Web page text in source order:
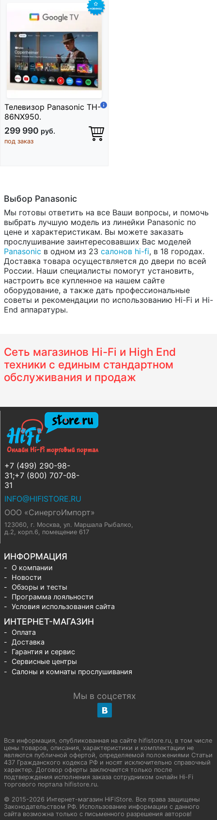
Телевизор Panasonic TH-
86NX950.
299 990 руб.
под заказ
Выбор Panasonic
Мы готовы ответить на все Ваши вопросы, и помочь
выбрать лучшую модель из линейки Panasonic по
цене и характеристикам. Вы можете заказать
прослушивание заинтересовавших Вас моделей
Panasonic в одном из 23 салонов hi-fi, в 18 городах.
Доставка товара осуществляется до двери по всей
России. Наши специалисты помогут установить,
настроить все купленное на нашем сайте
оборудование, а также дать профессиональные
советы и рекомендации по использованию Hi-Fi и Hi-
End аппаратуры.
Сеть магазинов Hi-Fi и High End
техники с единым стандартном
обслуживания и продаж
+7 (499) 290-98-
31;+7 (800) 707-08-
31
INFO@HIFISTORE.RU
ООО «СинергоИмпорт»
123060, г. Москва, ул. Маршала Рыбалко,
д.2, корп.6, помещение 617
ИНФОРМАЦИЯ
О компании
Новости
Обзоры и тесты
Программа лояльности
Условия использования сайта
ИНТЕРНЕТ-МАГАЗИН
Оплата
Доставка
Гарантия и сервис
Сервисные центры
Салоны и комнаты прослушивания
Мы в соцсетях
Вся информация, опубликованная на сайте hifistore.ru, в том числе
цены товаров, описания, характеристики и комплектации не
являются публичной офертой, определяемой положениями Статьи
437 Гражданского кодекса РФ и носят исключительно справочный
характер. Договор оферты заключается только после
подтверждения исполнения заказа сотрудником онлайн Hi-Fi
торгового портала hifistore.ru.
© 2015-2026 Интернет-магазин HiFiStore. Все права защищены
Законодательством РФ. Использование информации с данного
сайта возможна только с письменного разрешения авторов!